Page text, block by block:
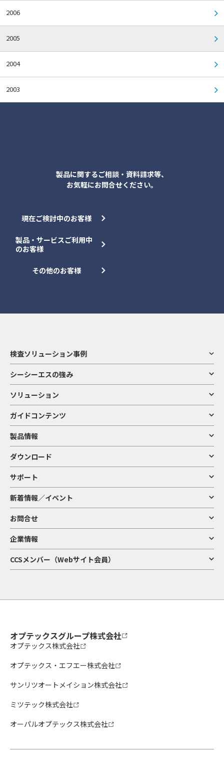
2006
2005
2004
2003
製品に関するご相談・資料請求等、
お気軽にお問合せください。
現在ご検討中のお客様
製品・サービスご利用中
のお客様
その他のお客様
検査ソリューション事例
シーシーエスの強み
ソリューション
ガイドコンテンツ
製品情報
ダウンロード
サポート
新着情報／イベント
お問合せ
企業情報
CCSメンバー（Webサイト会員）
オプテックスグループ株式会社
オプテックス株式会社
オプテックス・エフエー株式会社
サンリツオートメイション株式会社
ミツテック株式会社
オーパルオプテックス株式会社